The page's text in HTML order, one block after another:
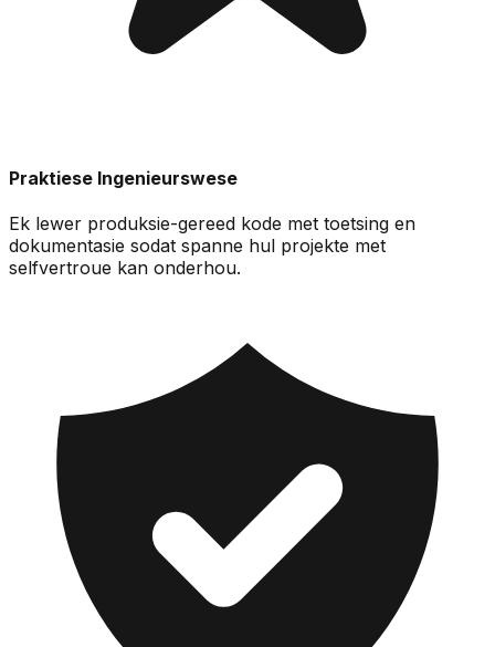
Praktiese Ingenieurswese
Ek lewer produksie-gereed kode met toetsing en
dokumentasie sodat spanne hul projekte met
selfvertroue kan onderhou.